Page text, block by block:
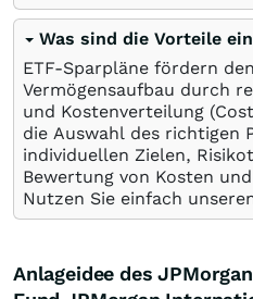
Was sind die Vorteile
ETF-Sparpläne fördern
Vermögensaufbau durch
und Kostenverteilung
die Auswahl des richtigen
individuellen Zielen,
Bewertung von Kosten
Nutzen Sie einfach
Anlageidee des